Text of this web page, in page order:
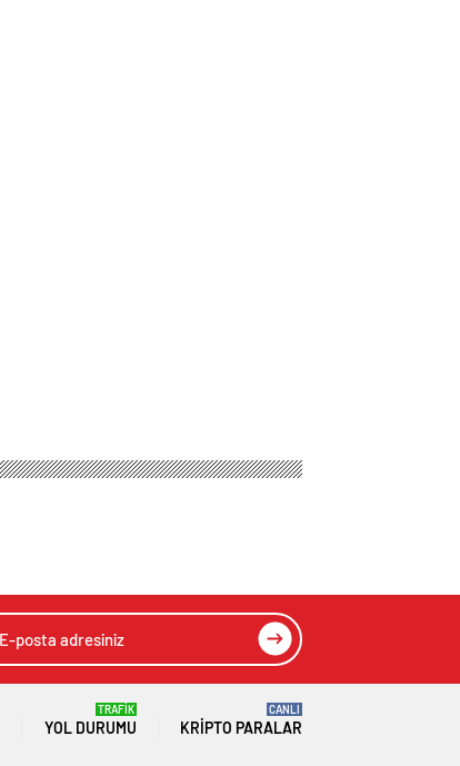
YOL DURUMU
TRAFİK
KRIPTO PARALAR
CANLI